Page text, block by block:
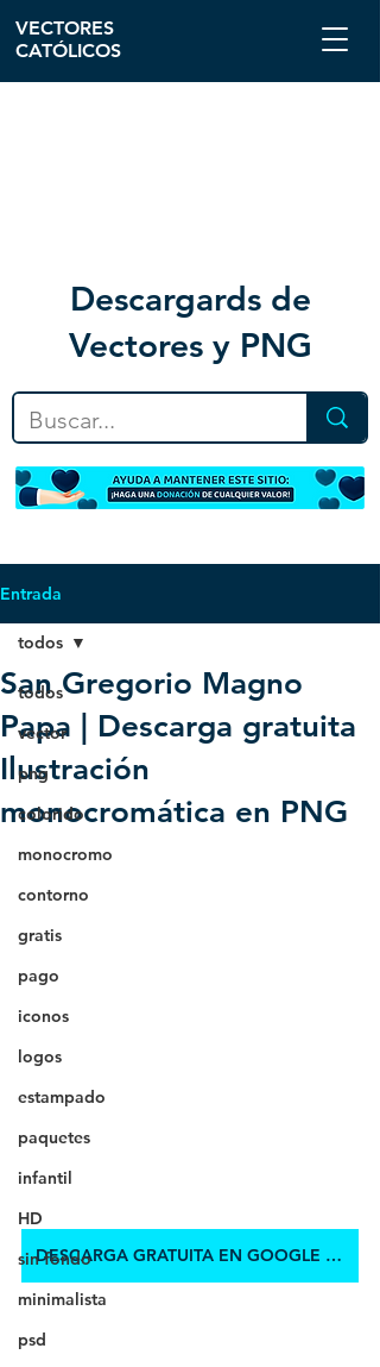
Descargards de
Vectores y PNG
VECTORES
CATÓLICOS
Entrada
todos
vector
png
colorido
monocromo
contorno
gratis
pago
iconos
logos
estampado
paquetes
infantil
HD
sin fondo
minimalista
psd
todos
San Gregorio Magno
Papa | Descarga gratuita
Ilustración
monocromática en PNG
DESCARGA GRATUITA EN GOOGLE DRIVE